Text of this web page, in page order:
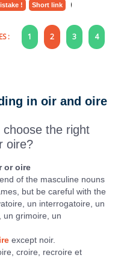
! Short link
: 1 2 3 4
in oir and oire
the right
oire?
or oire
of the masculine nouns
but be careful with the
un interrogatoire, un
un grimoire, un
except noir.
croire, recroire et